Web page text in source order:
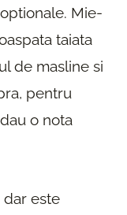
Mie-
taiata
de masline si
pentru
o nota
este